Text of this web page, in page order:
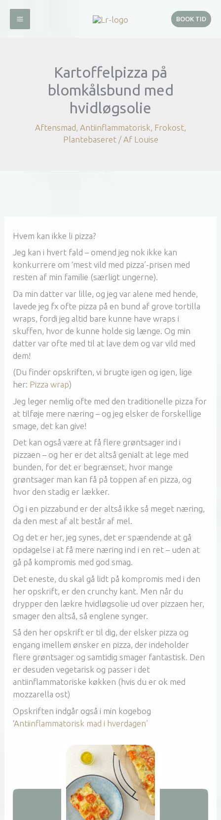
indholdet
BOOK TID
Kartoffelpizza på
blomkålsbund med
hvidløgsolie
Aftensmad, Antiinflammatorisk, Frokost,
Plantebaseret/ Af Louise
Hvem kan ikke li pizza?
Jeg kan i hvert fald – omend jeg nok ikke kan
konkurrere om ‘mest vild med pizza’-prisen med
resten af min familie (særligt ungerne).
Da min datter var lille, og jeg var alene med hende,
lavede jeg fx ofte pizza på en bund af grove tortilla
wraps, fordi jeg altid bare kunne have wraps i
skuffen, hvor de kunne holde sig længe. Og min
datter var ofte med til at lave dem og var vild med
dem!
(Du finder opskriften, vi brugte igen og igen, lige
her: Pizza wrap)
Jeg leger nemlig ofte med den traditionelle pizza for
at tilføje mere næring – og jeg elsker de forskellige
smage, det kan give!
Det kan også være at få flere grøntsager ind i
pizzaen – og her er det altså genialt at lege med
bunden, for det er begrænset, hvor mange
grøntsager man kan få på toppen af en pizza, og
hvor den stadig er lækker.
Og i en pizzabund er der altså ikke så meget næring,
da den mest af alt består af mel.
Og det er her, jeg synes, det er spændende at gå
opdagelse i at få mere næring ind i en ret – uden at
gå på kompromis med god smag.
Det eneste, du skal gå lidt på kompromis med i den
her opskrift, er den crunchy kant. Men når du
drypper den lækre hvidløgsolie ud over pizzaen her,
smager den altså, så englene synger.
Så den her opskrift er til dig, der elsker pizza og
engang imellem ønsker en pizza, der indeholder
flere grøntsager og samtidig smager fantastisk. Den
er desuden vegetarisk og passer i det
antiinflammatoriske køkken (hvis du er ok med
mozzarella ost)
Opskriften indgår også i min kogebog
‘Antiinflammatorisk mad i hverdagen’